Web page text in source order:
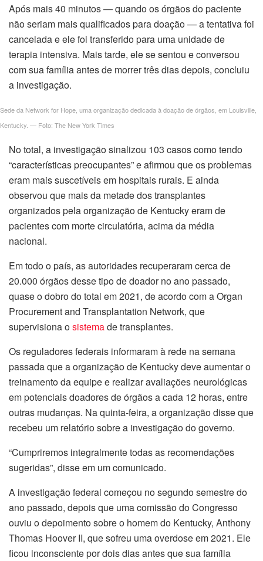
Após mais 40 minutos — quando os órgãos do paciente
não seriam mais qualificados para doação — a tentativa foi
cancelada e ele foi transferido para uma unidade de
terapia intensiva. Mais tarde, ele se sentou e conversou
com sua família antes de morrer três dias depois, concluiu
a investigação.
Sede da Network for Hope, uma organização dedicada à doação de órgãos, em Louisville,
Kentucky. — Foto: The New York Times
No total, a investigação sinalizou 103 casos como tendo
“características preocupantes” e afirmou que os problemas
eram mais suscetíveis em hospitais rurais. E ainda
observou que mais da metade dos transplantes
organizados pela organização de Kentucky eram de
pacientes com morte circulatória, acima da média
nacional.
Em todo o país, as autoridades recuperaram cerca de
20.000 órgãos desse tipo de doador no ano passado,
quase o dobro do total em 2021, de acordo com a Organ
Procurement and Transplantation Network, que
supervisiona osistemade transplantes.
Os reguladores federais informaram à rede na semana
passada que a organização de Kentucky deve aumentar o
treinamento da equipe e realizar avaliações neurológicas
em potenciais doadores de órgãos a cada 12 horas, entre
outras mudanças. Na quinta-feira, a organização disse que
recebeu um relatório sobre a investigação do governo.
“Cumpriremos integralmente todas as recomendações
sugeridas”, disse em um comunicado.
A investigação federal começou no segundo semestre do
ano passado, depois que uma comissão do Congresso
ouviu o depoimento sobre o homem do Kentucky, Anthony
Thomas Hoover II, que sofreu uma overdose em 2021. Ele
ficou inconsciente por dois dias antes que sua família